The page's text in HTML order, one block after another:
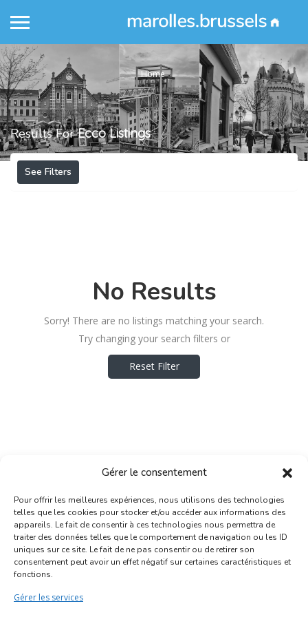
Gérer le consentement
Pour offrir les meilleures expériences, nous utilisons des technologies
telles que les cookies pour stocker et/ou accéder aux informations des
appareils. Le fait de consentir à ces technologies nous permettra de
traiter des données telles que le comportement de navigation ou les ID
uniques sur ce site. Le fait de ne pas consentir ou de retirer son
consentement peut avoir un effet négatif sur certaines caractéristiques et
fonctions.
Gérer les services
Home
Results ForEcco Listings
See Filters
No Results
Sorry! There are no listings matching your search.
Try changing your search filters or
Reset Filter
Inscription Commerce